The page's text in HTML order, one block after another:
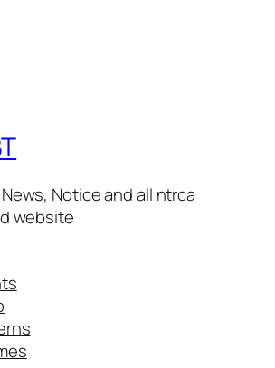
News, Notice and all ntrca
website